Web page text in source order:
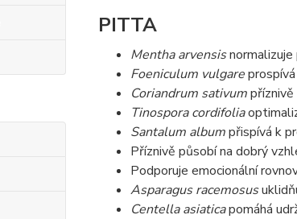
PITTA
Mentha arvensis
Foeniculum vulgareprospívá
Coriandrum sativumpříznivě
Tinospora cordifolia
Santalum albumpřispívá k
Příznivě působí na dobrý
Podporuje emocionální
Asparagus racemosus
Centella asiaticapomáhá